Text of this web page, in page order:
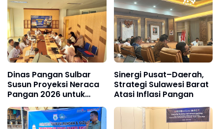
Dinas Pangan Sulbar
Susun Proyeksi Neraca
Pangan 2026 untuk
Perkuat Ketahanan
Pangan
Sinergi Pusat–Daerah,
Strategi Sulawesi Barat
Atasi Inflasi Pangan